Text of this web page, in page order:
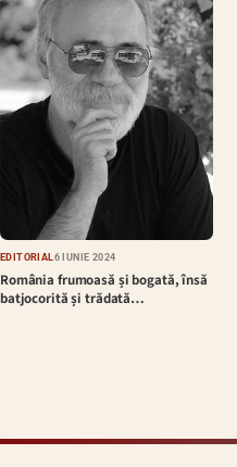
EDITORIAL 6 IUNIE 2024
România frumoasă și bogată, însă
batjocorită și trădată…